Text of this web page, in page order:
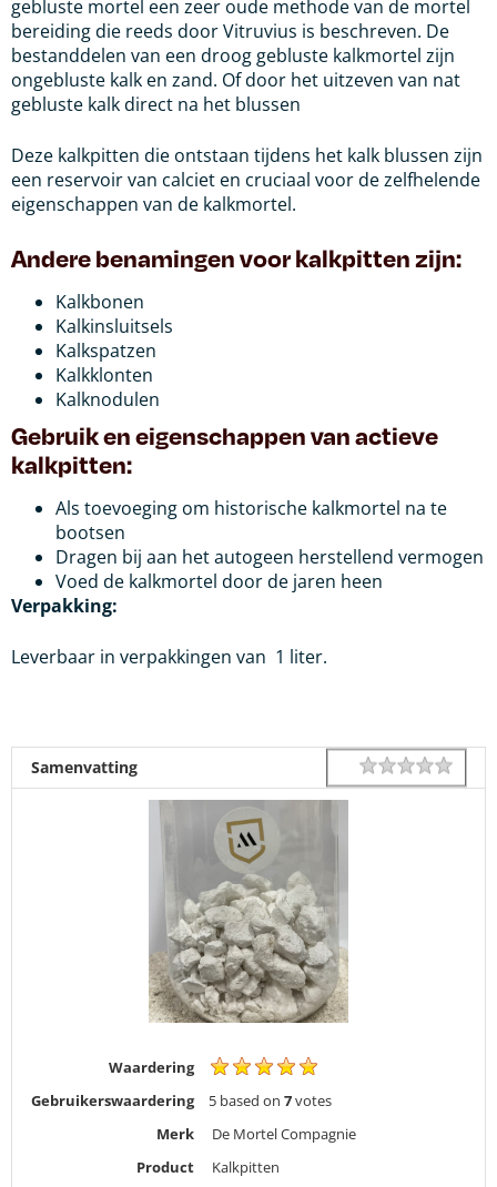
gebluste mortel een zeer oude methode van de mortel
bereiding die reeds door Vitruvius is beschreven. De
bestanddelen van een droog gebluste kalkmortel zijn
ongebluste kalk en zand. Of door het uitzeven van nat
gebluste kalk direct na het blussen
Deze kalkpitten die ontstaan tijdens het kalk blussen zijn
een reservoir van calciet en cruciaal voor de zelfhelende
eigenschappen van de kalkmortel.
Andere benamingen voor kalkpitten zijn:
Kalkbonen
Kalkinsluitsels
Kalkspatzen
Kalkklonten
Kalknodulen
Gebruik en eigenschappen van actieve
kalkpitten:
Als toevoeging om historische kalkmortel na te
bootsen
Dragen bij aan het autogeen herstellend vermogen
Voed de kalkmortel door de jaren heen
Verpakking:
Leverbaar in verpakkingen van 1 liter.
Samenvatting Rating 1 star
2
3
4
5
Waardering
Gebruikerswaardering
5based on 7votes
Merk
De Mortel Compagnie
Product
Kalkpitten